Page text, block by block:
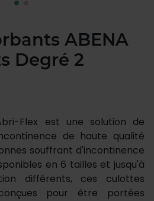
ABENA
Degré 2
Flex est une solution de
de haute qualité
souffrant d'incontinence
en 6 tailles et jusqu'à
différents, ces culottes
pour être portées